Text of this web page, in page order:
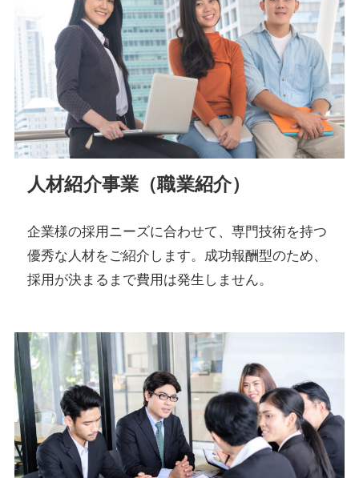
人材紹介事業（職業紹介）
企業様の採用ニーズに合わせて、専門技術を持つ
優秀な人材をご紹介します。成功報酬型のため、
採用が決まるまで費用は発生しません。